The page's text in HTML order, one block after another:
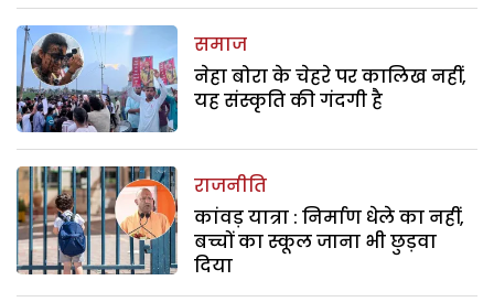
समाज
नेहा बोरा के चेहरे पर कालिख नहीं,
यह संस्कृति की गंदगी है
राजनीति
कांवड़ यात्रा : निर्माण धेले का नहीं,
बच्चों का स्कूल जाना भी छुड़वा
दिया